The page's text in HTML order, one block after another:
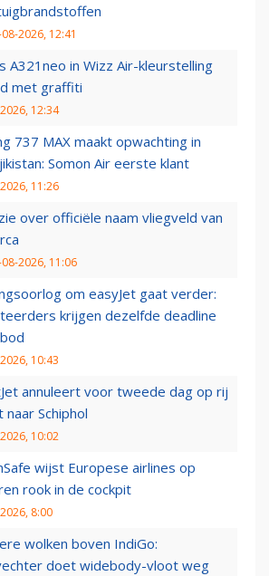
2026, 12:41
A321neo in Wizz Air-kleurstelling
met graffiti
12:34
737 MAX maakt opwachting in
Somon Air eerste klant
11:26
over officiële naam vliegveld van
2026, 11:06
om easyJet gaat verder:
krijgen dezelfde deadline
10:43
annuleert voor tweede dag op rij
naar Schiphol
10:02
wijst Europese airlines op
rook in de cockpit
8:00
wolken boven IndiGo:
doet widebody-vloot weg